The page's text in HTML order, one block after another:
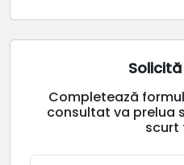
Completează
consultat va prelua
scurt